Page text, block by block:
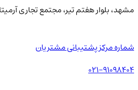
مشهد، بلوار هفتم تیر، مجتمع تجاری آرمیتاژ
شماره مرکز پشتیبانی مشتریان
021-91098404